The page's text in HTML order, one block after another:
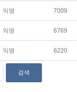
익명 7009
익명 6769
익명 6220